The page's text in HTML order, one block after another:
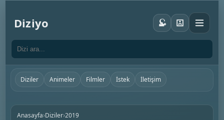
Diziyo
Diziler Animeler Filmler İstek İletişim
Anasayfa›Diziler›2019